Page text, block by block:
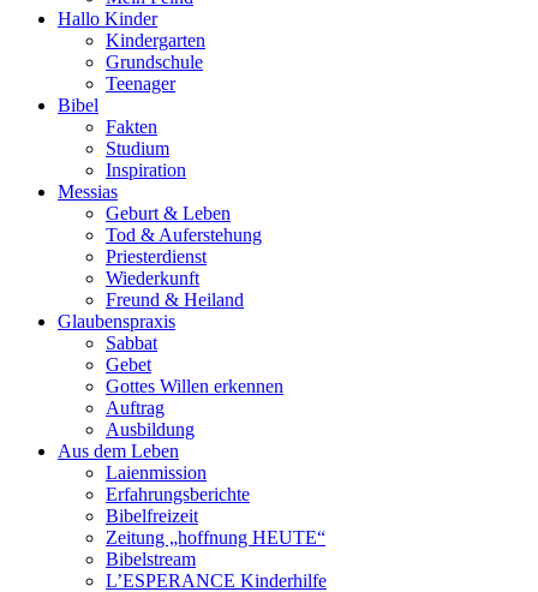
Hallo Kinder
Kindergarten
Grundschule
Teenager
Bibel
Fakten
Studium
Inspiration
Messias
Geburt & Leben
Tod & Auferstehung
Priesterdienst
Wiederkunft
Freund & Heiland
Glaubenspraxis
Sabbat
Gebet
Gottes Willen erkennen
Auftrag
Ausbildung
Aus dem Leben
Laienmission
Erfahrungsberichte
Bibelfreizeit
Zeitung „hoffnung HEUTE“
Bibelstream
L’ESPERANCE Kinderhilfe